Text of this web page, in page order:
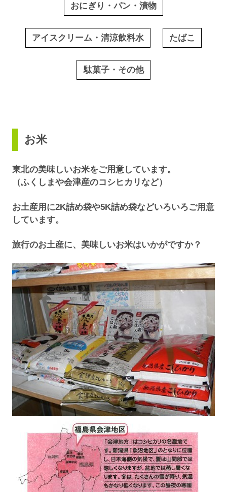
おにぎり・パン・漬物
アイスクリーム・清涼飲料水 たばこ
駄菓子・その他
お米
東北の美味しいお米をご用意しています。
（ふくしまや会津産のコシヒカリなど）
お土産用に2K詰め袋や5K詰め袋などいろいろご用意
しています。
旅行のお土産に、美味しいお米はいかがですか？